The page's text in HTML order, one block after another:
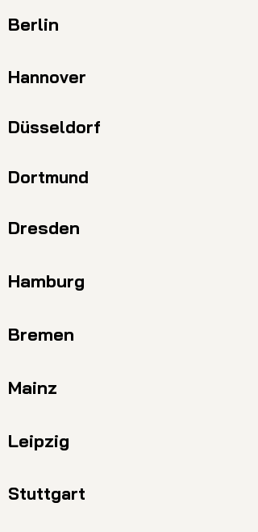
Berlin
Hannover
Düsseldorf
Dortmund
Dresden
Hamburg
Bremen
Mainz
Leipzig
Stuttgart